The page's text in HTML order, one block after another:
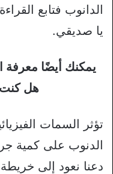
الدانوب فتابع
يا صديقي.
يمكنك أيضًا معرفة
هل كنت
تؤثر السمات
الدنوب على كمية
دعنا نعود إلى